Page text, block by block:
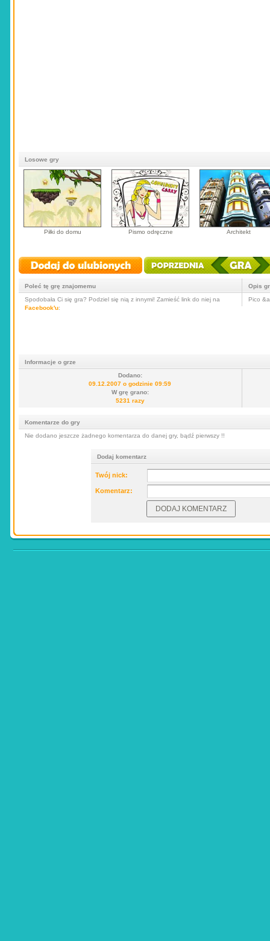
Losowe gry
Piłki do domu Pismo odręczne Architekt
Poleć tę grę znajomemu
Spodobała Ci się gra? Podziel się nią z innymi! Zamieść link do niej na
Facebook'u:
Opis
Pico
Informacje o grze
Dodano:
09.12.2007 o godzinie 09:59
W grę grano:
5231 razy
Komentarze do gry
Nie dodano jeszcze żadnego komentarza do danej gry, bądź pierwszy !!
Dodaj komentarz
Twój nick:
Komentarz: